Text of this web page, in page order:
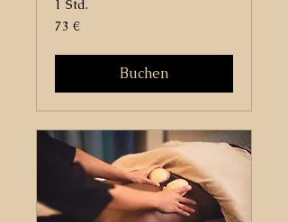
1 Std.
73
Euro
73 €
Buchen